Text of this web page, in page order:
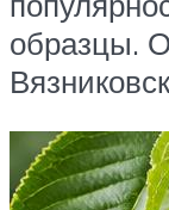
образцы.